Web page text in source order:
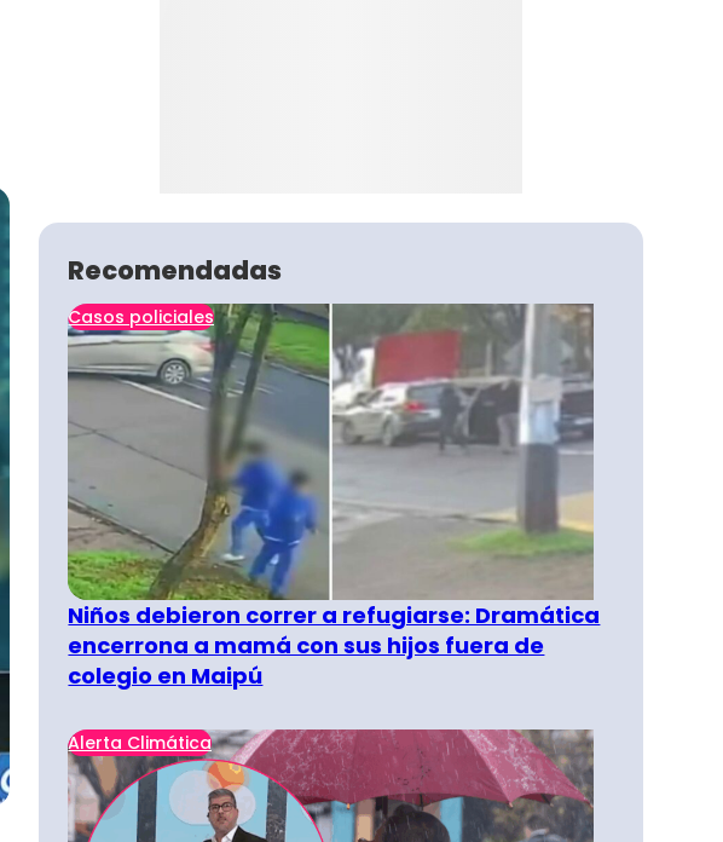
Recomendadas
Casos policiales
Niños debieron correr a refugiarse: Dramática
encerrona a mamá con sus hijos fuera de
colegio en Maipú
Alerta Climática